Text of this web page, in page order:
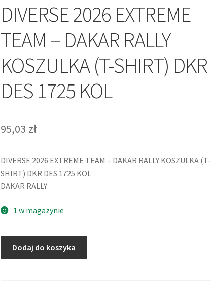
DIVERSE 2026 EXTREME
TEAM – DAKAR RALLY
KOSZULKA (T-SHIRT) DKR
DES 1725 KOL
95,03 zł
DIVERSE 2026 EXTREME TEAM – DAKAR RALLY KOSZULKA (T-
SHIRT) DKR DES 1725 KOL
DAKAR RALLY
1 w magazynie
Dodaj do koszyka